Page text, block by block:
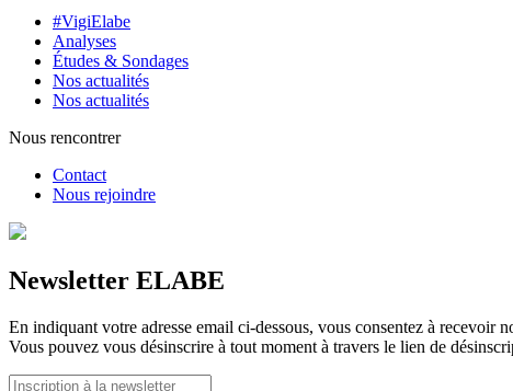
#VigiElabe
Analyses
Études & Sondages
Nos actualités
Nos actualités
Nous rencontrer
Contact
Nous rejoindre
Newsletter ELABE
En indiquant votre adresse email ci-dessous, vous consentez à recevoir
Vous pouvez vous désinscrire à tout moment à travers le lien de